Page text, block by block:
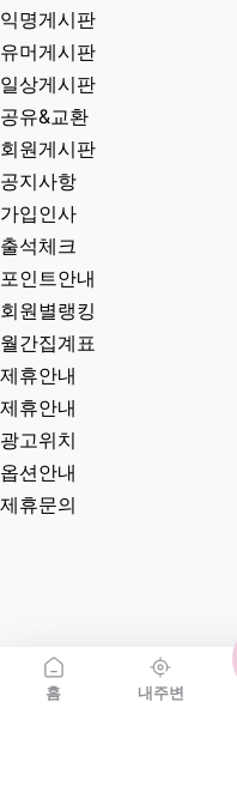
홈 내주변
익명게시판
유머게시판
일상게시판
공유&교환
회원게시판
공지사항
가입인사
출석체크
포인트안내
회원별랭킹
월간집계표
제휴안내
제휴안내
광고위치
옵션안내
제휴문의